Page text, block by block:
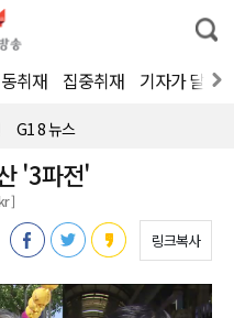
통
합
색
취재 집중취재 기자가 달려
G1 8 뉴스
'3파전'
]
링크복사